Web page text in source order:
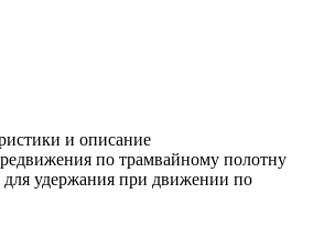
и описание
по трамвайному полотну
для удержания при движении по